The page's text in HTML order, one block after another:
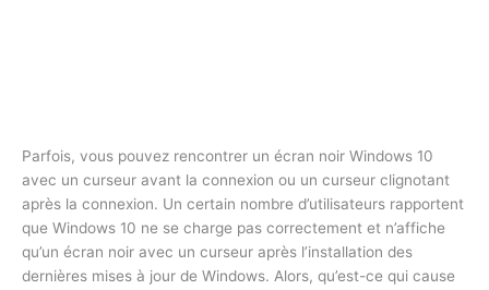
Parfois, vous pouvez rencontrer un écran noir Windows 10
avec un curseur avant la connexion ou un curseur clignotant
après la connexion. Un certain nombre d’utilisateurs rapportent
que Windows 10 ne se charge pas correctement et n’affiche
qu’un écran noir avec un curseur après l’installation des
dernières mises à jour de Windows. Alors, qu’est-ce qui cause